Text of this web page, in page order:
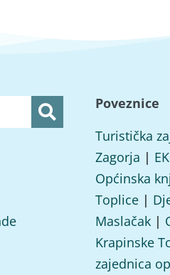
Poveznice
Turistička
Zagorja |
Općinska
Toplice |
Maslačak |
Krapinske
zajednica